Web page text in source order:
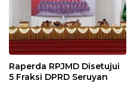
Raperda RPJMD Disetujui
5 Fraksi DPRD Seruyan